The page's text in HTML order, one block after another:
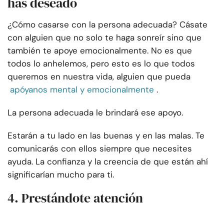
¿Cómo casarse con la persona adecuada? Cásate
con alguien que no solo te haga sonreír sino que
también te apoye emocionalmente. No es que
todos lo anhelemos, pero esto es lo que todos
queremos en nuestra vida, alguien que pueda
apóyanos mental y emocionalmente .
La persona adecuada le brindará ese apoyo.
Estarán a tu lado en las buenas y en las malas. Te
comunicarás con ellos siempre que necesites
ayuda. La confianza y la creencia de que están ahí
significarían mucho para ti.
4. Prestándote atención